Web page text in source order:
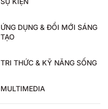
SỰ KIỆN
ỨNG DỤNG & ĐỔI MỚI SÁNG
TẠO
TRI THỨC & KỸ NĂNG SỐNG
MULTIMEDIA